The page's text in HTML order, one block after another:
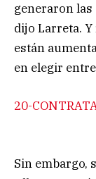
generaron las
dijo Larreta.
están
en elegir
20-
Sin embargo,